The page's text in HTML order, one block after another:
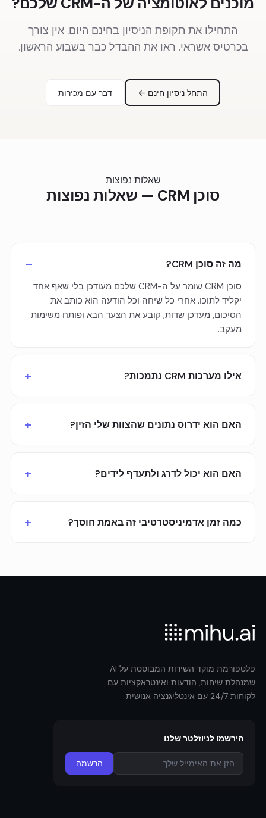
התחילו את תקופת הניסיון בחינם היום. אין צורך
בכרטיס אשראי. ראו את ההבדל כבר בשבוע הראשון.
התחל ניסיון חינם ← דבר עם מכירות
שאלות נפוצות
סוכן CRM — שאלות נפוצות
מה זה סוכן CRM?
סוכן CRM שומר על ה-CRM שלכם מעודכן בלי שאף אחד
יקליד לתוכו. אחרי כל שיחה וכל הודעה הוא כותב את
הסיכום, מעדכן שדות, קובע את הצעד הבא ופותח משימות
מעקב.
אילו מערכות CRM נתמכות?
האם הוא ידרוס נתונים שהצוות שלי הזין?
האם הוא יכול לדרג ולתעדף לידים?
כמה זמן אדמיניסטרטיבי זה באמת חוסך?
פלטפורמת מוקד השירות המבוססת על AI
שמנהלת שיחות, הודעות ואינטראקציות עם
לקוחות 24/7 עם אינטליגנציה אנושית.
הירשמו לניוזלטר שלנו
הרשמה